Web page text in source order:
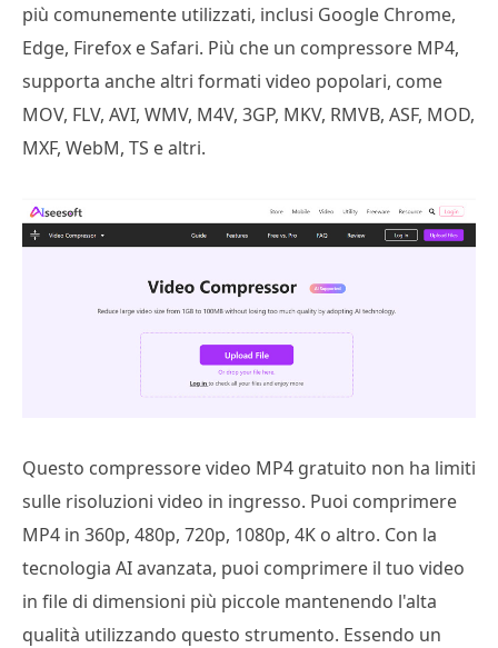
più comunemente utilizzati, inclusi Google Chrome,
Edge, Firefox e Safari. Più che un compressore MP4,
supporta anche altri formati video popolari, come
MOV, FLV, AVI, WMV, M4V, 3GP, MKV, RMVB, ASF, MOD,
MXF, WebM, TS e altri.
Questo compressore video MP4 gratuito non ha limiti
sulle risoluzioni video in ingresso. Puoi comprimere
MP4 in 360p, 480p, 720p, 1080p, 4K o altro. Con la
tecnologia AI avanzata, puoi comprimere il tuo video
in file di dimensioni più piccole mantenendo l'alta
qualità utilizzando questo strumento. Essendo un